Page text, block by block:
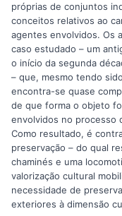
próprias de conjuntos
conceitos relativos ao
agentes envolvidos. Os
caso estudado – um
o início da segunda
– que, mesmo tendo
encontra-se quase
de que forma o objeto
envolvidos no processo
Como resultado, é
preservação – do qual
chaminés e uma
valorização cultural
necessidade de
exteriores à dimensão